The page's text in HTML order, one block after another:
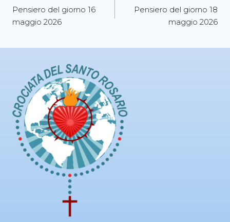
Pensiero del giorno 16
maggio 2026
Pensiero del giorno 18
maggio 2026